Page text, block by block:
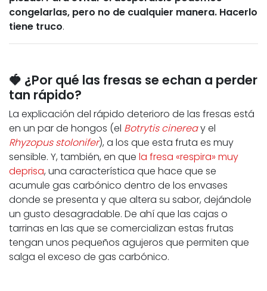
congelarlas, pero no de cualquier manera. Hacerlo
tiene truco.
🍓 ¿Por qué las fresas se echan a perder
tan rápido?
La explicación del rápido deterioro de las fresas está
en un par de hongos (el Botrytis cinereay el
Rhyzopus stolonifer), a los que esta fruta es muy
sensible. Y, también, en que la fresa «respira» muy
deprisa, una característica que hace que se
acumule gas carbónico dentro de los envases
donde se presenta y que altera su sabor, dejándole
un gusto desagradable. De ahí que las cajas o
tarrinas en las que se comercializan estas frutas
tengan unos pequeños agujeros que permiten que
salga el exceso de gas carbónico.